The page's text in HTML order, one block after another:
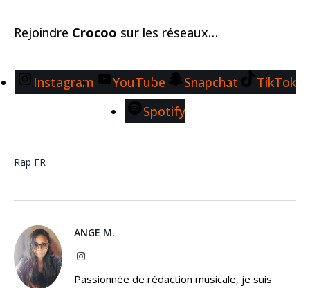
Rejoindre Crocoo sur les réseaux…
Instagram YouTube Snapchat
TikTok
Spotify
Rap FR
ANGE M.
Instagram
Passionnée de rédaction musicale, je suis